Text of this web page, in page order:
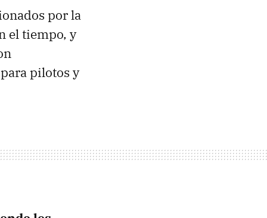
por la
el tiempo, y
pilotos y